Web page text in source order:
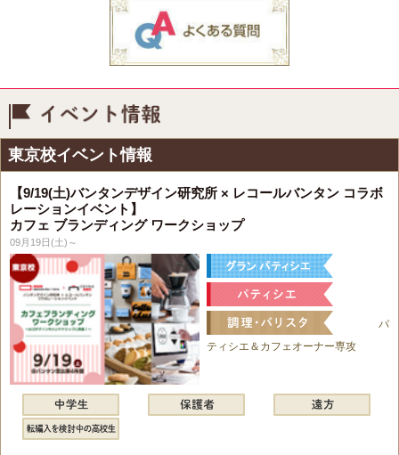
東京校イベント情報
【9/19(土)バンタンデザイン研究所 × レコールバンタン コラボ
レーションイベント】
カフェ ブランディング ワークショップ
09月19日(土)～
パ
ティシエ＆カフェオーナー専攻